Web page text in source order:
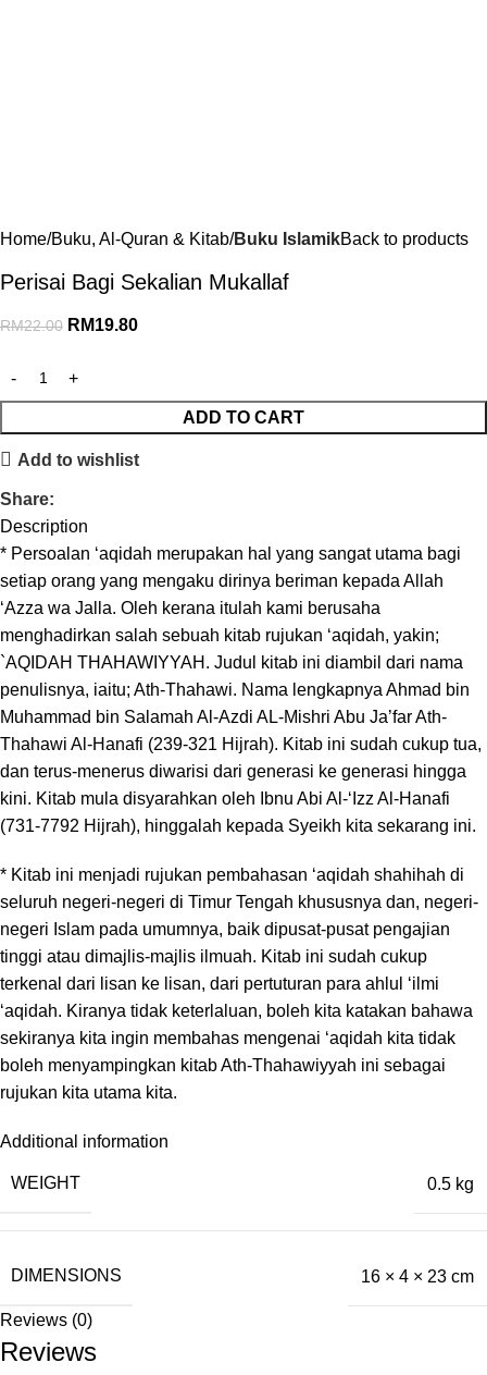
Home Buku, Al-Quran & Kitab Buku IslamikBack to products
Perisai Bagi Sekalian Mukallaf
RM22.00 RM19.80
ADD TO CART
Add to wishlist
Share:
Description
* Persoalan ‘aqidah merupakan hal yang sangat utama bagi
setiap orang yang mengaku dirinya beriman kepada Allah
‘Azza wa Jalla. Oleh kerana itulah kami berusaha
menghadirkan salah sebuah kitab rujukan ‘aqidah, yakin;
`AQIDAH THAHAWIYYAH. Judul kitab ini diambil dari nama
penulisnya, iaitu; Ath-Thahawi. Nama lengkapnya Ahmad bin
Muhammad bin Salamah Al-Azdi AL-Mishri Abu Ja’far Ath-
Thahawi Al-Hanafi (239-321 Hijrah). Kitab ini sudah cukup tua,
dan terus-menerus diwarisi dari generasi ke generasi hingga
kini. Kitab mula disyarahkan oleh Ibnu Abi Al-‘Izz Al-Hanafi
(731-7792 Hijrah), hinggalah kepada Syeikh kita sekarang ini.
* Kitab ini menjadi rujukan pembahasan ‘aqidah shahihah di
seluruh negeri-negeri di Timur Tengah khususnya dan, negeri-
negeri Islam pada umumnya, baik dipusat-pusat pengajian
tinggi atau dimajlis-majlis ilmuah. Kitab ini sudah cukup
terkenal dari lisan ke lisan, dari pertuturan para ahlul ‘ilmi
‘aqidah. Kiranya tidak keterlaluan, boleh kita katakan bahawa
sekiranya kita ingin membahas mengenai ‘aqidah kita tidak
boleh menyampingkan kitab Ath-Thahawiyyah ini sebagai
rujukan kita utama kita.
Additional information
WEIGHT 0.5 kg
DIMENSIONS 16 × 4 × 23 cm
Reviews (0)
Reviews